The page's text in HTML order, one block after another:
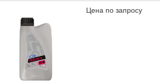
Цена по запросу